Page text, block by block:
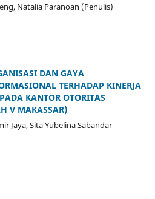
Natalia Paranoan (Penulis)
DAN GAYA
TERHADAP KINERJA
KANTOR OTORITAS
V MAKASSAR)
Jaya, Sita Yubelina Sabandar